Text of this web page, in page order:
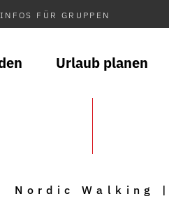
INFOS FÜR GRUPPEN
Urlaub planen
Nordic Walking |